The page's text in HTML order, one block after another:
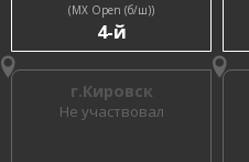
(MX Open (б/ш))
4-й
г.Кировск
Не участвовал